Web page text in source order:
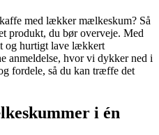
med lækker mælkeskum? Så
produkt, du bør overveje. Med
og hurtigt lave lækkert
anmeldelse, hvor vi dykker ned i
fordele, så du kan træffe det
i én